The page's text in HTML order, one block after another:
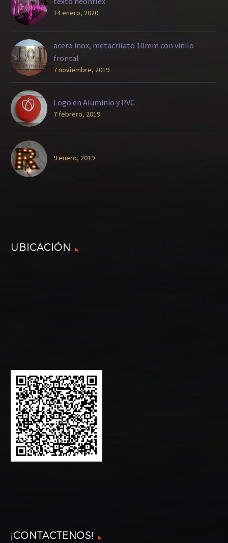
14 enero, 2020
acero inox, metacrilato 10mm con vinilo
frontal
7 noviembre, 2019
Logo en Aluminio y PVC
7 febrero, 2019
9 enero, 2019
UBICACIÓN
¡CONTACTENOS!